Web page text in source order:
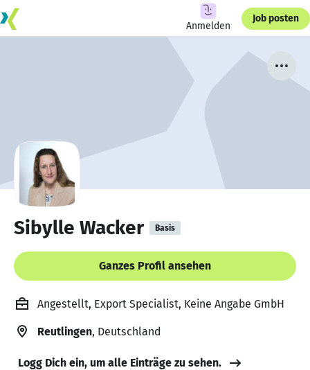
Anmelden
Job posten
Sibylle Wacker Basis
Ganzes Profil ansehen
Angestellt, Export Specialist, Keine Angabe GmbH
Reutlingen, Deutschland
Logg Dich ein, um alle Einträge zu sehen.